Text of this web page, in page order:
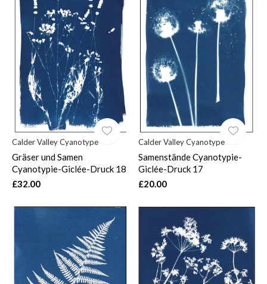
Calder Valley Cyanotype
Gräser und Samen
Cyanotypie-Giclée-Druck 18
£32.00
Calder Valley Cyanotype
Samenstände Cyanotypie-
Giclée-Druck 17
£20.00